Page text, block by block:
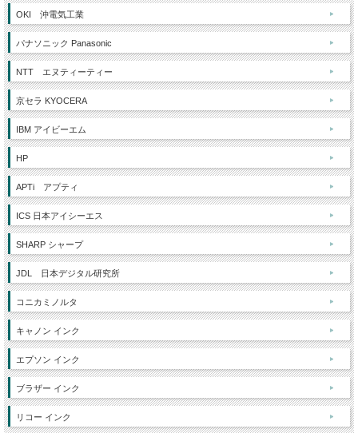
OKI 沖電気工業
パナソニック Panasonic
NTT エヌティーティー
京セラ KYOCERA
IBM アイビーエム
HP
APTi アプティ
ICS 日本アイシーエス
SHARP シャープ
JDL 日本デジタル研究所
コニカミノルタ
キャノン インク
エプソン インク
ブラザー インク
リコー インク